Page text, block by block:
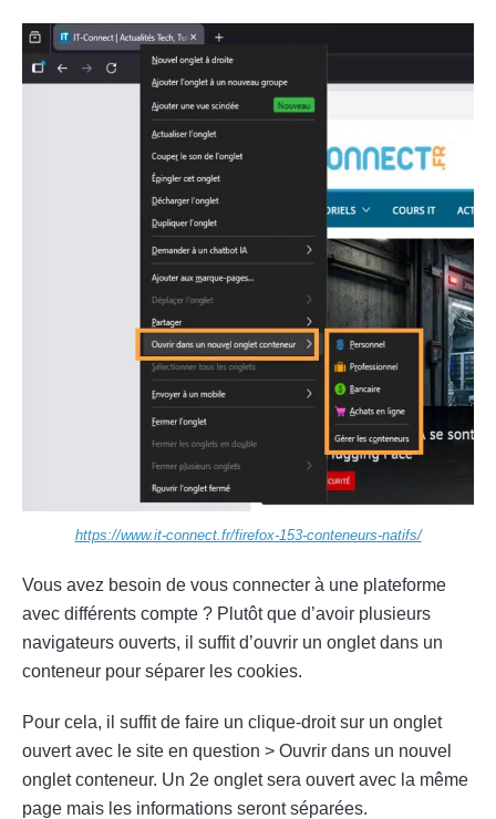
https://www.it-connect.fr/firefox-153-conteneurs-natifs/
Vous avez besoin de vous connecter à une plateforme
avec différents compte ? Plutôt que d’avoir plusieurs
navigateurs ouverts, il suffit d’ouvrir un onglet dans un
conteneur pour séparer les cookies.
Pour cela, il suffit de faire un clique-droit sur un onglet
ouvert avec le site en question > Ouvrir dans un nouvel
onglet conteneur. Un 2e onglet sera ouvert avec la même
page mais les informations seront séparées.